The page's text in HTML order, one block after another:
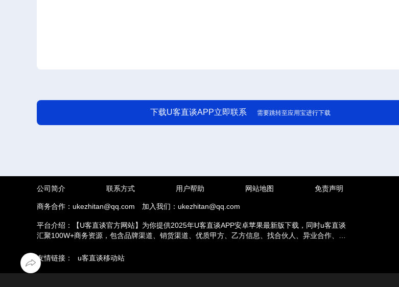
下载U客直谈APP立即联系 需要跳转至应用宝进行下载
公司简介 联系方式 用户帮助 网站地图 免责声明
商务合作：ukezhitan@qq.com 加入我们：ukezhitan@qq.com
平台介绍：【U客直谈官方网站】为你提供2025年U客直谈APP安卓苹果最新版下载，同时u客直谈
汇聚100W+商务资源，包含品牌渠道、销货渠道、优质甲方、乙方信息、找合伙人、异业合作、地
友情链接：
u客直谈移动站